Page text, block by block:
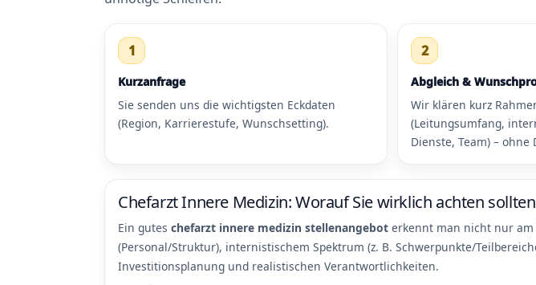
1
Kurzanfrage
Sie senden uns die wichtigsten Eckdaten
(Region, Karrierestufe, Wunschsetting).
2
Abgleich &
Wir klären kurz
(Leitungsumfang,
Dienste, Team) – ohne
Chefarzt Innere Medizin: Worauf Sie wirklich achten sollten
Ein gutes chefarzt innere medizin stellenangebot erkennt man nicht nur
(Personal/Struktur), internistischem Spektrum (z. B. Schwerpunkte/
Investitionsplanung und realistischen Verantwortlichkeiten.